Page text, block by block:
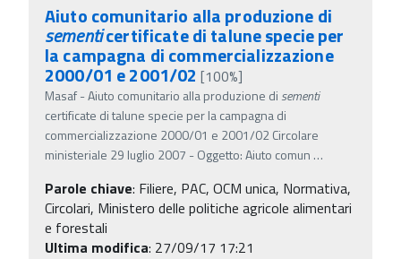
Aiuto comunitario alla produzione di
sementicertificate di talune specie per
la campagna di commercializzazione
2000/01 e 2001/02 [100%]
Masaf - Aiuto comunitario alla produzione di sementi
certificate di talune specie per la campagna di
commercializzazione 2000/01 e 2001/02 Circolare
ministeriale 29 luglio 2007 - Oggetto: Aiuto comun …
Parole chiave: Filiere, PAC, OCM unica, Normativa,
Circolari, Ministero delle politiche agricole alimentari
e forestali
Ultima modifica: 27/09/17 17:21